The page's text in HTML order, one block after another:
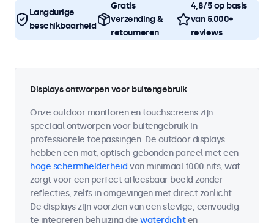
Langdurige
beschikbaarheid
Gratis
verzending &
retourneren
4,8/5 op basis
van 5.000+
reviews
Displays ontworpen voor buitengebruik
Onze outdoor monitoren en touchscreens zijn
speciaal ontworpen voor buitengebruik in
professionele toepassingen. De outdoor displays
hebben een mat, optisch gebonden paneel met een
hoge schermhelderheid van minimaal 1000 nits, wat
zorgt voor een perfect afleesbaar beeld zonder
reflecties, zelfs in omgevingen met direct zonlicht.
De displays zijn voorzien van een stevige, eenvoudig
te integreren behuizing die waterdichten